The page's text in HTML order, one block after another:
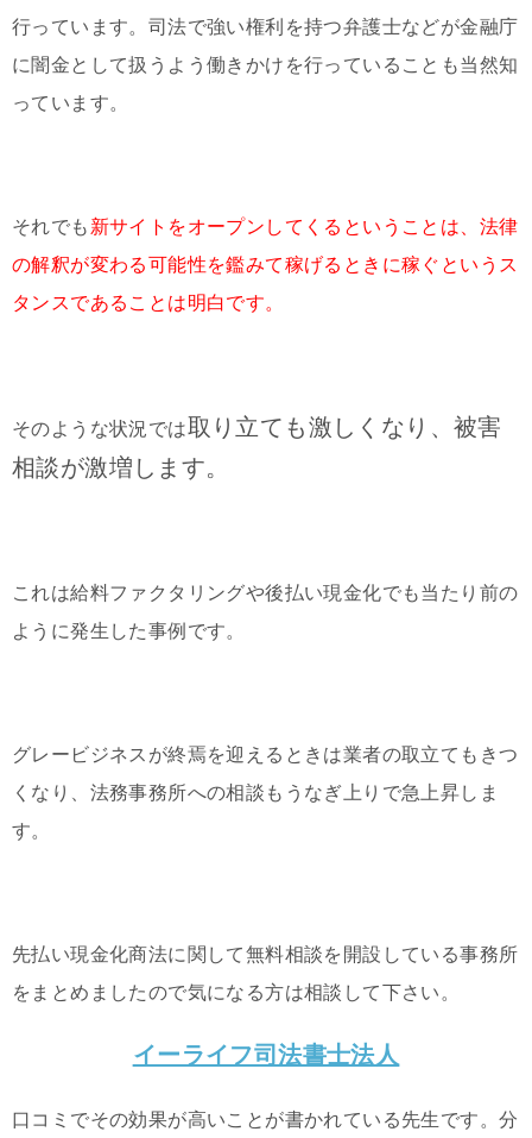
行っています。司法で強い権利を持つ弁護士などが金融庁
に闇金として扱うよう働きかけを行っていることも当然知
っています。
それでも 新サイトをオープンしてくるということは、法律
の解釈が変わる可能性を鑑みて稼げるときに稼ぐというス
タンスであることは明白です。
そのような状況では取り立ても激しくなり、被害
相談が激増します。
これは給料ファクタリングや後払い現金化でも当たり前の
ように発生した事例です。
グレービジネスが終焉を迎えるときは業者の取立てもきつ
くなり、法務事務所への相談もうなぎ上りで急上昇しま
す。
先払い現金化商法に関して無料相談を開設している事務所
をまとめましたので気になる方は相談して下さい。
イーライフ司法書士法人
口コミでその効果が高いことが書かれている先生です。分